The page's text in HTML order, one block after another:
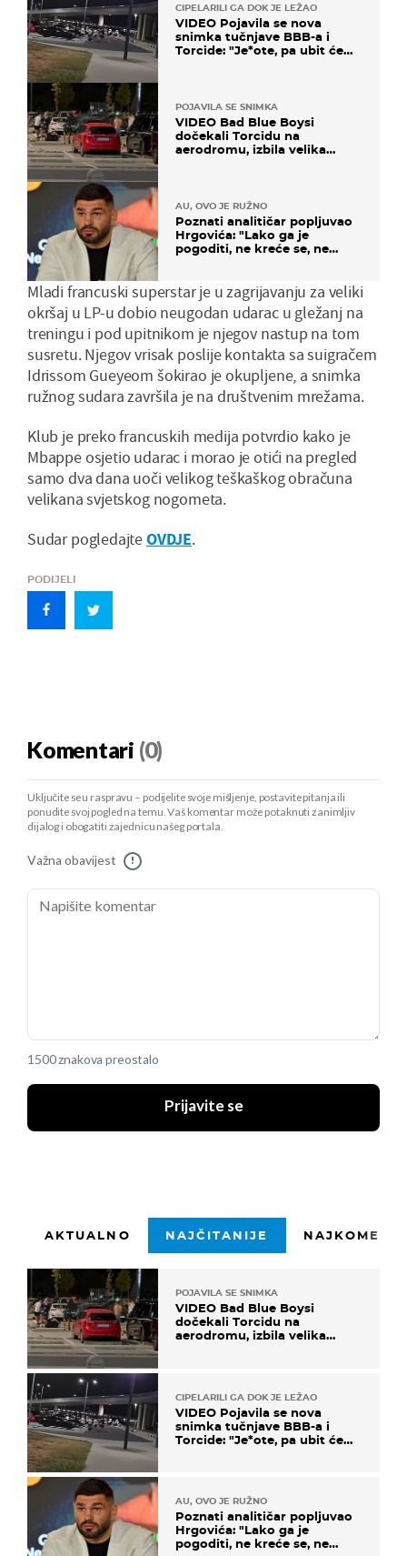
CIPELARILI GA DOK JE LEŽAO
VIDEO Pojavila se nova
snimka tučnjave BBB-a i
Torcide: "Je*ote, pa ubit će
POJAVILA SE SNIMKA
VIDEO Bad Blue Boysi
dočekali Torcidu na
aerodromu, izbila velika
AU, OVO JE RUŽNO
Poznati analitičar popljuvao
Hrgovića: "Lako ga je
pogoditi, ne kreće se, ne
Mladi francuski superstar je u zagrijavanju za veliki
okršaj u LP-u dobio neugodan udarac u gležanj na
treningu i pod upitnikom je njegov nastup na tom
susretu. Njegov vrisak poslije kontakta sa suigračem
Idrissom Gueyeom šokirao je okupljene, a snimka
ružnog sudara završila je na društvenim mrežama.
Klub je preko francuskih medija potvrdio kako je
Mbappe osjetio udarac i morao je otići na pregled
samo dva dana uoči velikog teškaškog obračuna
velikana svjetskog nogometa.
Sudar pogledajteOVDJE.
PODIJELI
Komentari (0)
Uključite se u raspravu – podijelite svoje mišljenje, postavite pitanja ili
ponudite svoj pogled na temu. Vaš komentar može potaknuti zanimljiv
dijalog i obogatiti zajednicu našeg portala.
Važna obavijest !
1500 znakova preostalo
Prijavite se
AKTUALNO NAJČITANIJE
POJAVILA SE SNIMKA
VIDEO Bad Blue Boysi
dočekali Torcidu na
aerodromu, izbila velika
CIPELARILI GA DOK JE LEŽAO
VIDEO Pojavila se nova
snimka tučnjave BBB-a i
Torcide: "Je*ote, pa ubit će
AU, OVO JE RUŽNO
Poznati analitičar popljuvao
Hrgovića: "Lako ga je
pogoditi, ne kreće se, ne